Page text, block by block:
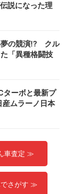
説になった理
夢の競演!? クル
「異種格闘技
ーボと最新プ
産ムラーノ日本
車査定 ≫
でさがす ≫